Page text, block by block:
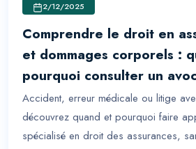
2/12/2025
Comprendre le droit en
et dommages corporels :
pourquoi consulter un
Accident, erreur médicale ou litige
découvrez quand et pourquoi faire
spécialisé en droit des assurances,